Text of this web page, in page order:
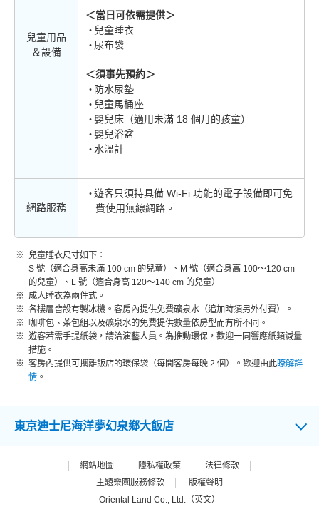
兒童用品
＆設備
＜當日可依需提供＞
兒童睡衣
尿布袋
＜須事先預約＞
防水尿墊
兒童馬桶座
嬰兒床（適用未滿 18 個月的孩童）
嬰兒浴盆
水溫計
網路服務
遊客只須持具備 Wi-Fi 功能的電子設備即可免
費使用無線網路。
兒童睡衣尺寸如下：
S 號（適合身高未滿 100 cm 的兒童）、M 號（適合身高 100～120 cm
的兒童）、L 號（適合身高 120～140 cm 的兒童）
成人睡衣為兩件式。
各樓層皆設有製冰機。客房內提供免費礦泉水（追加時須另外付費）。
咖啡包、茶包組以及礦泉水的免費提供數量依房型而有所不同。
遊客若需手提紙袋，請洽演藝人員。為推動環保，歡迎一同響應紙類減量
措施。
客房內提供可攜離飯店的環保袋（每間客房每晚 2 個）。歡迎由此瞭解詳
情 。
東京迪士尼海洋夢幻泉鄉大飯店
網站地圖 隱私權政策
法律條款
主題樂園服務條款
版權聲明
Oriental Land Co., Ltd.（英文）